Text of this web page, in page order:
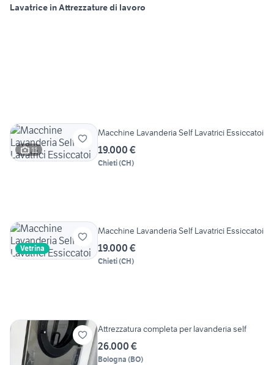
Lavatrice in Attrezzature di lavoro
11
Macchine Lavanderia Self Lavatrici Essiccatoi
19.000 €
Chieti(CH)
Vetrina
Macchine Lavanderia Self Lavatrici Essiccatoi
19.000 €
Chieti(CH)
Attrezzatura completa per lavanderia self
26.000 €
Bologna (BO)